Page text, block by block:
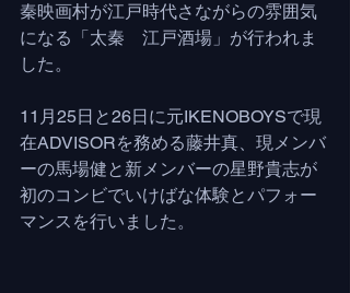
秦映画村が江戸時代さながらの雰囲気
になる「太秦　江戸酒場」が行われま
した。
11月25日と26日に元IKENOBOYSで現
在ADVISORを務める藤井真、現メンバ
ーの馬場健と新メンバーの星野貴志が
初のコンビでいけばな体験とパフォー
マンスを行いました。